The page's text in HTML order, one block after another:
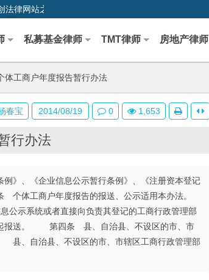
律网站之一
私募基金律师 TMT律师 房地产律师
体工商户年度报告暂行办法
行办法
、《企业信息公示暂行条例》、《注册资本登记
体工商户年度报告的报送、公示适用本办法。
示系统或者直接向负责其登记的工商行政管理部
报送。 第四条 县、自治县、不设区的市、市
、自治县、不设区的市、市辖区工商行政管理部
春宝 2014/08/19 0 1,653